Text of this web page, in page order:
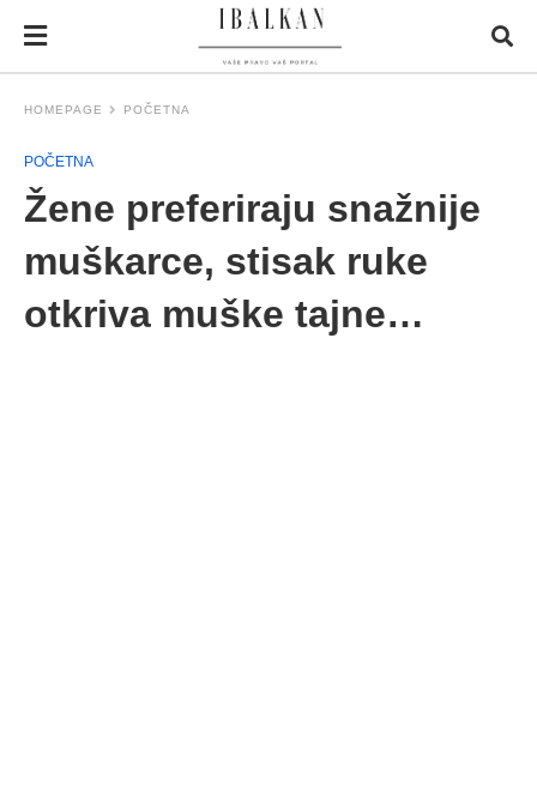
HOMEPAGE POČETNA
POČETNA
Žene preferiraju snažnije
muškarce, stisak ruke
otkriva muške tajne…